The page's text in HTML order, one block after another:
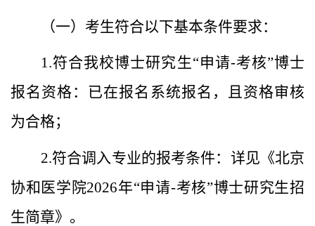
（一）考生符合以下基本条件要求：
1.符合我校博士研究生“申请-考核”博士
报名资格：已在报名系统报名，且资格审核
为合格；
2.符合调入专业的报考条件：详见《北京
协和医学院2026年“申请-考核”博士研究生招
生简章》。